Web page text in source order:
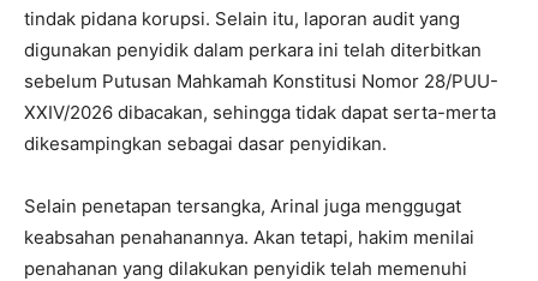
tindak pidana korupsi. Selain itu, laporan audit yang
digunakan penyidik dalam perkara ini telah diterbitkan
sebelum Putusan Mahkamah Konstitusi Nomor 28/PUU-
XXIV/2026 dibacakan, sehingga tidak dapat serta-merta
dikesampingkan sebagai dasar penyidikan.
Selain penetapan tersangka, Arinal juga menggugat
keabsahan penahanannya. Akan tetapi, hakim menilai
penahanan yang dilakukan penyidik telah memenuhi